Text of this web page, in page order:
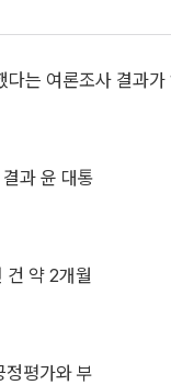
는 여론조사 결과
과 윤 대통
건 약 2개월
평가와 부